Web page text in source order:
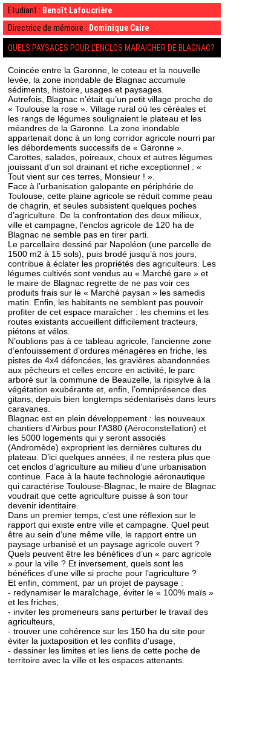
Etudiant : Benoît Lafoucrière
Directrice de mémoire : Dominique Caire
QUELS PAYSAGES POUR L'ENCLOS MARAICHER DE BLAGNAC?
Coincée entre la Garonne, le coteau et la nouvelle
levée, la zone inondable de Blagnac accumule
sédiments, histoire, usages et paysages.
Autrefois, Blagnac n’était qu’un petit village proche de
« Toulouse la rose ». Village rural où les céréales et
les rangs de légumes soulignaient le plateau et les
méandres de la Garonne. La zone inondable
appartenait donc à un long corridor agricole nourri par
les débordements successifs de « Garonne ».
Carottes, salades, poireaux, choux et autres légumes
jouissant d’un sol drainant et riche exceptionnel : «
Tout vient sur ces terres, Monsieur ! ».
Face à l’urbanisation galopante en périphérie de
Toulouse, cette plaine agricole se réduit comme peau
de chagrin, et seules subsistent quelques poches
d’agriculture. De la confrontation des deux milieux,
ville et campagne, l’enclos agricole de 120 ha de
Blagnac ne semble pas en tirer parti.
Le parcellaire dessiné par Napoléon (une parcelle de
1500 m2 à 15 sols), puis brodé jusqu’à nos jours,
contribue à éclater les propriétés des agriculteurs. Les
légumes cultivés sont vendus au « Marché gare » et
le maire de Blagnac regrette de ne pas voir ces
produits frais sur le « Marché paysan » les samedis
matin. Enfin, les habitants ne semblent pas pouvoir
profiter de cet espace maraîcher : les chemins et les
routes existants accueillent difficilement tracteurs,
piétons et vélos.
N’oublions pas à ce tableau agricole, l’ancienne zone
d’enfouissement d’ordures ménagères en friche, les
pistes de 4x4 défoncées, les gravières abandonnées
aux pêcheurs et celles encore en activité, le parc
arboré sur la commune de Beauzelle, la ripisylve à la
végétation exubérante et, enfin, l’omniprésence des
gitans, depuis bien longtemps sédentarisés dans leurs
caravanes.
Blagnac est en plein développement : les nouveaux
chantiers d’Airbus pour l’A380 (Aéroconstellation) et
les 5000 logements qui y seront associés
(Andromède) exproprient les dernières cultures du
plateau. D’ici quelques années, il ne restera plus que
cet enclos d’agriculture au milieu d’une urbanisation
continue. Face à la haute technologie aéronautique
qui caractérise Toulouse-Blagnac, le maire de Blagnac
voudrait que cette agriculture puisse à son tour
devenir identitaire.
Dans un premier temps, c’est une réflexion sur le
rapport qui existe entre ville et campagne. Quel peut
être au sein d’une même ville, le rapport entre un
paysage urbanisé et un paysage agricole ouvert ?
Quels peuvent être les bénéfices d’un « parc agricole
» pour la ville ? Et inversement, quels sont les
bénéfices d’une ville si proche pour l’agriculture ?
Et enfin, comment, par un projet de paysage :
- redynamiser le maraîchage, éviter le « 100% maïs »
et les friches,
- inviter les promeneurs sans perturber le travail des
agriculteurs,
- trouver une cohérence sur les 150 ha du site pour
éviter la juxtaposition et les conflits d’usage,
- dessiner les limites et les liens de cette poche de
territoire avec la ville et les espaces attenants.